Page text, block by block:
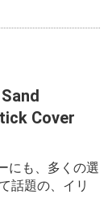
Cover
にも、多くの選
話題の、イリ